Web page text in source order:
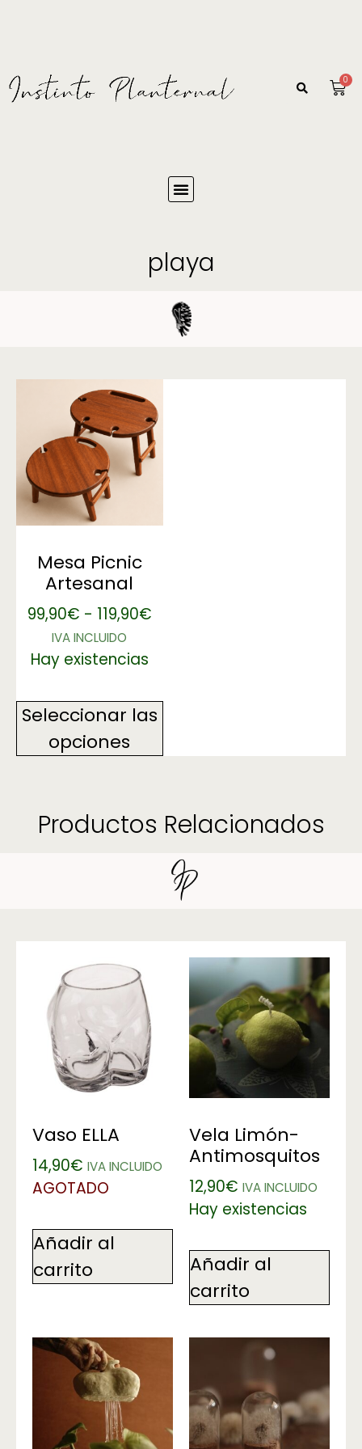
0
playa
Mesa Picnic
Artesanal
99,90€ - 119,90€
IVA INCLUIDO
Hay existencias
Seleccionar las
opciones
Productos Relacionados
Vaso ELLA
14,90€ IVA INCLUIDO
AGOTADO
Añadir al
carrito
Vela Limón-
Antimosquitos
12,90€ IVA INCLUIDO
Hay existencias
Añadir al
carrito